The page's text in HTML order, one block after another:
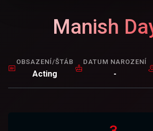
Manish
OBSAZENÍ/ŠTÁB
Acting
DATUM NAROZENÍ
-